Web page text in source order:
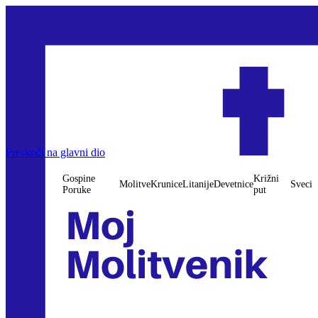
Preskoči na glavni dioGospine Poruke
Krunice
Litanije
Devetnice
Sveci